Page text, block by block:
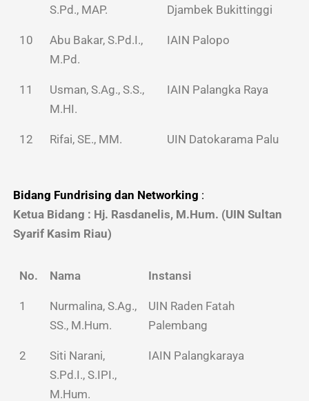
S.Pd., MAP.
Djambek Bukittinggi
10
Abu Bakar, S.Pd.I.,
M.Pd.
IAIN Palopo
11
Usman, S.Ag., S.S.,
M.HI.
IAIN Palangka Raya
12 Rifai, SE., MM. UIN Datokarama Palu
Bidang Fundrising dan Networking :
Ketua Bidang : Hj. Rasdanelis, M.Hum. (UIN Sultan
Syarif Kasim Riau)
No. Nama Instansi
1
Nurmalina, S.Ag.,
SS., M.Hum.
UIN Raden Fatah
Palembang
2
Siti Narani,
S.Pd.I., S.IPI.,
M.Hum.
IAIN Palangkaraya